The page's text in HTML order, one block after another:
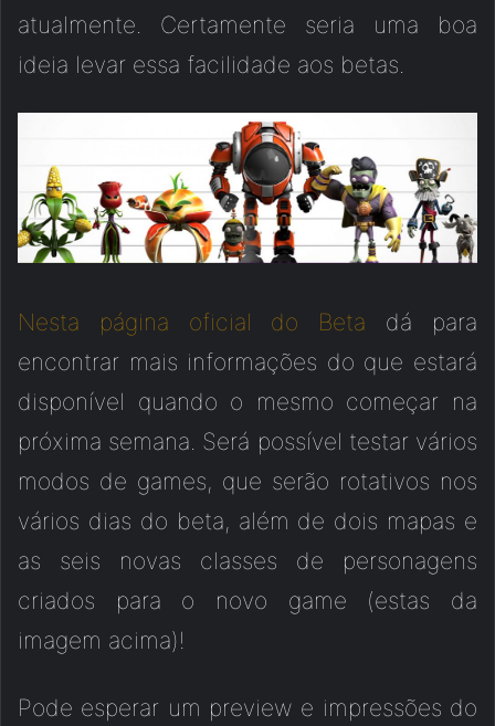
atualmente. Certamente seria uma boa
ideia levar essa facilidade aos betas.
Nesta página oficial do Beta dá para
encontrar mais informações do que estará
disponível quando o mesmo começar na
próxima semana. Será possível testar vários
modos de games, que serão rotativos nos
vários dias do beta, além de dois mapas e
as seis novas classes de personagens
criados para o novo game (estas da
imagem acima)!
Pode esperar um preview e impressões do